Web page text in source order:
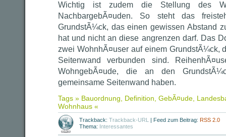
Wichtig ist zudem die Stellung des
NachbargebÃ¤uden. So steht das
GrundstÃ¼ck, das einen gewissen Abstand
hat und nicht an diese angrenzen darf. Das
zwei WohnhÃ¤user auf einem GrundstÃ¼ck,
Seitenwand verbunden sind.
WohngebÃ¤ude, die an den
gemeinsame Seitenwand haben.
Tags » Bauordnung Definition GebÃ¤ude
Wohnhaus «
Trackback: Trackback-URL | Feed zum Beitrag: RSS 2.0
Thema: Interessantes